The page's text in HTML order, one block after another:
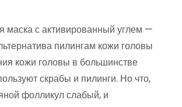
с активированный углем —
пилингам кожи головы
кожи головы в большинстве
скрабы и пилинги. Но что,
фолликул слабый, и